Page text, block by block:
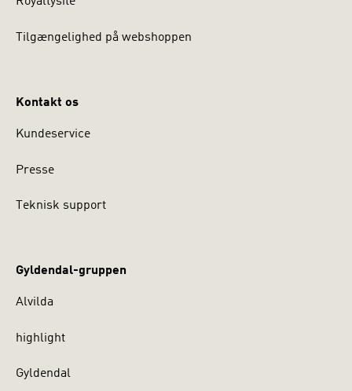
Tilgængelighed på webshoppen
Kontakt os
Kundeservice
Presse
Teknisk support
Gyldendal-gruppen
Alvilda
highlight
Gyldendal